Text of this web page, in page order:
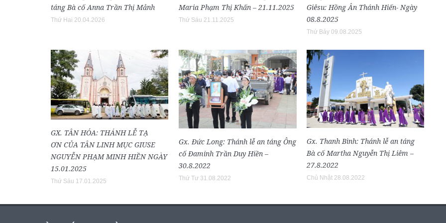
táng Bà cố Anna Trần Thị Mảnh
Thứ Hai 20.04.2026
Maria Phạm Thị Khấn – 21.11.2025
Thứ Sáu 21.11.2025
Giêsu: Hồng Ân Thánh Hiến- Ngày
08.8.2025
Thứ Bảy 09.08.2025
GX. TÂN HÓA: THÁNH LỄ TẠ
ƠN CỦA TÂN LINH MỤC GIUSE
NGUYỄN PHẠM MINH HIỀN NGÀY
15.01.2025
Thứ Sáu 17.01.2025
Gx. Đức Long: Thánh lễ an táng Ông
cố Đaminh Trần Duy Hiền –
30.8.2022
Thứ Tư 31.08.2022
Gx. Thanh Bình: Thánh lễ an táng
Bà cố Martha Nguyễn Thị Liêm –
27.8.2022
Chủ Nhật 28.08.2022